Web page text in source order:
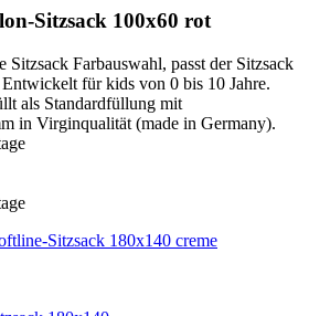
Sitzsack 100x60 rot
Sitzsack Farbauswahl, passt der Sitzsack
für kids von 0 bis 10 Jahre.
als Standardfüllung mit
in Virginqualität (made in Germany).